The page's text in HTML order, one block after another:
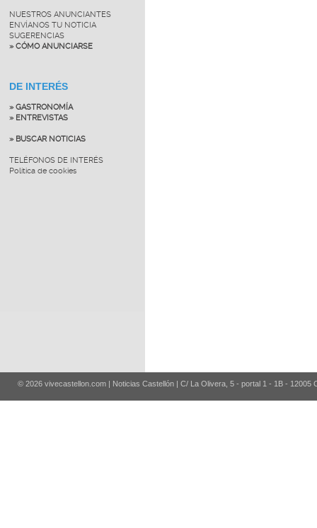
NUESTROS ANUNCIANTES
ENVÍANOS TU NOTICIA
SUGERENCIAS
» CÓMO ANUNCIARSE
DE INTERÉS
» GASTRONOMÍA
» ENTREVISTAS
» BUSCAR NOTICIAS
TELÉFONOS DE INTERÉS
Política de cookies
© 2026 vivecastellon.com | Noticias Castellón | C/ La Olivera, 5 - portal 1 - 1B - 12005